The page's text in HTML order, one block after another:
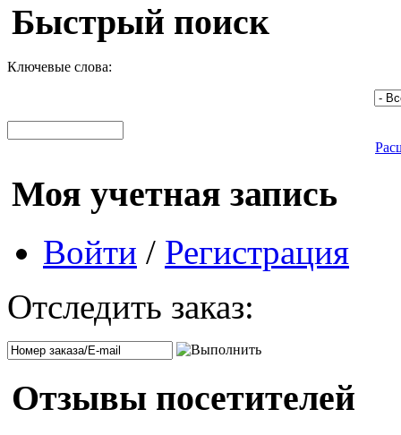
Быстрый поиск
Ключевые слова:
Моя учетная запись
Войти / Регистрация
Отследить заказ:
Отзывы посетителей